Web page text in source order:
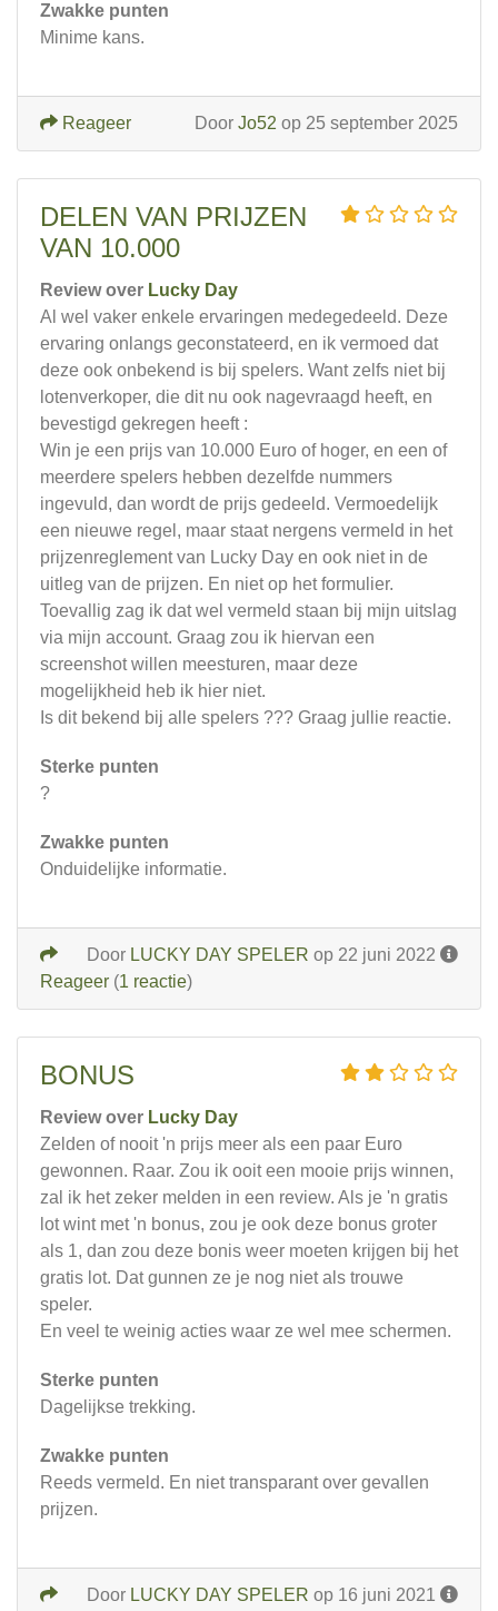
Zwakke punten
Minime kans.
Door Jo52 op 25 september 2025
Reageer
DELEN VAN PRIJZEN
VAN 10.000
Review over Lucky Day
Al wel vaker enkele ervaringen medegedeeld. Deze
ervaring onlangs geconstateerd, en ik vermoed dat
deze ook onbekend is bij spelers. Want zelfs niet bij
lotenverkoper, die dit nu ook nagevraagd heeft, en
bevestigd gekregen heeft :
Win je een prijs van 10.000 Euro of hoger, en een of
meerdere spelers hebben dezelfde nummers
ingevuld, dan wordt de prijs gedeeld. Vermoedelijk
een nieuwe regel, maar staat nergens vermeld in het
prijzenreglement van Lucky Day en ook niet in de
uitleg van de prijzen. En niet op het formulier.
Toevallig zag ik dat wel vermeld staan bij mijn uitslag
via mijn account. Graag zou ik hiervan een
screenshot willen meesturen, maar deze
mogelijkheid heb ik hier niet.
Is dit bekend bij alle spelers ??? Graag jullie reactie.
Sterke punten
?
Zwakke punten
Onduidelijke informatie.
Door LUCKY DAY SPELER op 22 juni 2022
Reageer (1 reactie)
BONUS
Review over Lucky Day
Zelden of nooit 'n prijs meer als een paar Euro
gewonnen. Raar. Zou ik ooit een mooie prijs winnen,
zal ik het zeker melden in een review. Als je 'n gratis
lot wint met 'n bonus, zou je ook deze bonus groter
als 1, dan zou deze bonis weer moeten krijgen bij het
gratis lot. Dat gunnen ze je nog niet als trouwe
speler.
En veel te weinig acties waar ze wel mee schermen.
Sterke punten
Dagelijkse trekking.
Zwakke punten
Reeds vermeld. En niet transparant over gevallen
prijzen.
Door LUCKY DAY SPELER op 16 juni 2021